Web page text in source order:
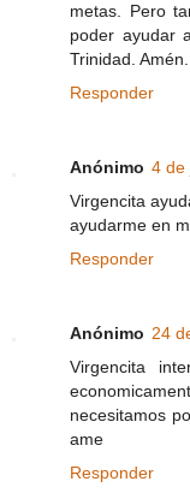
metas. Pero
poder ayudar
Trinidad. Amén.
Responder
Anónimo 4 de
Virgencita
ayudarme en
Responder
Anónimo 24
Virgencita
necesitamos
ame
Responder